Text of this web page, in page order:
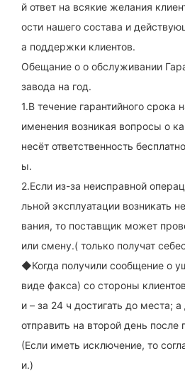
й ответ на всякие желания
ости нашего состава и
а поддержки клиентов.
Обещание о о обслуживании
завода на год.
1.В течение гарантийного срока
именения возникая вопросы о
несёт ответственность
ы.
2.Если из-за неисправной
льной эксплуатации возникать
вания, то поставщик может
или смену.( только получат
◆Когда получили сообщение о
виде факса) со стороны
и – за 24 ч достигать до места;
отправить на второй день после
(Если иметь исключение, то
и.)